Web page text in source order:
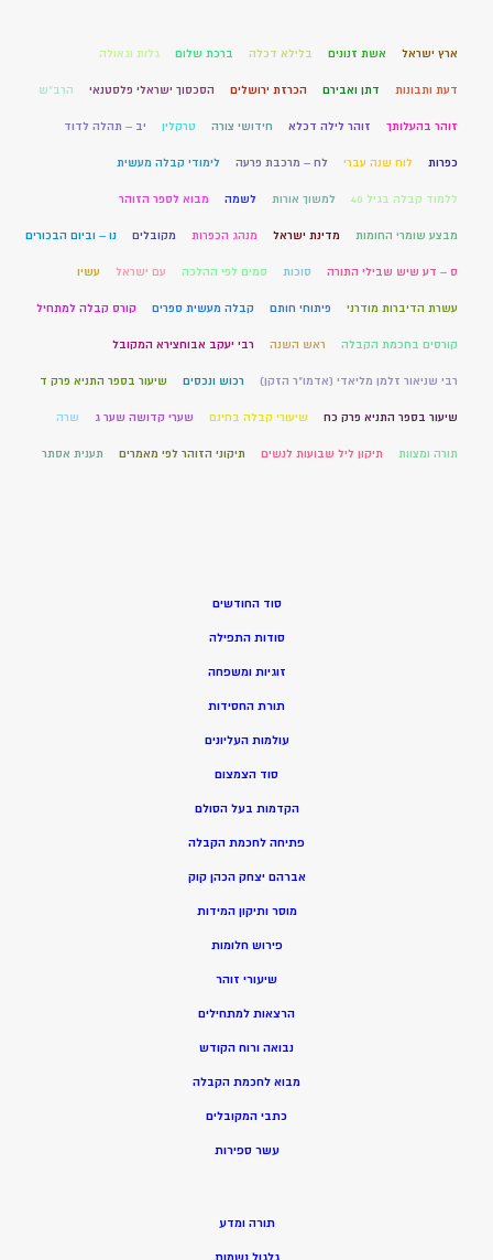
ארץ ישראל אשת זנונים בלילא דכלה ברכת שלום גלות וגאולה
דעת ותבונות דתן ואבירם הכרזת ירושלים הסכסוך ישראלי פלסטנאי הרב"ש
זוהר בהעלותך זוהר לילה דכלא חידושי צורה טרקלין יב – תהלה לדוד
כפרות לוח שנה עברי לח – מרכבת פרעה לימודי קבלה מעשית
ללמוד קבלה בגיל 40 למשוך אורות לשמה מבוא לספר הזוהר
מבצע שומרי החומות מדינת ישראל מנהג הכפרות מקובלים נו – וביום הבכורים
ס – דע שיש שבילי התורה סוכות סמים לפי ההלכה עם ישראל עשיו
עשרת הדיברות מודרני פיתוחי חותם קבלה מעשית ספרים קורס קבלה למתחיל
קורסים בחכמת הקבלה ראש השנה רבי יעקב אבוחצירא המקובל
רבי שניאור זלמן מליאדי (אדמו"ר הזקן) רכוש ונכסים שיעור בספר התניא פרק ד
שיעור בספר התניא פרק כח שיעורי קבלה בחינם שערי קדושה שער ג שרה
תורה ומצוות תיקון ליל שבועות לנשים תיקוני הזוהר לפי מאמרים תענית אסתר
סוד החודשים
סודות התפילה
זוגיות ומשפחה
תורת החסידות
עולמות העליונים
סוד הצמצום
הקדמות בעל הסולם
פתיחה לחכמת הקבלה
אברהם יצחק הכהן קוק
מוסר ותיקון המידות
פירוש חלומות
שיעורי זוהר
הרצאות למתחילים
נבואה ורוח הקודש
מבוא לחכמת הקבלה
כתבי המקובלים
עשר ספירות
תורה ומדע